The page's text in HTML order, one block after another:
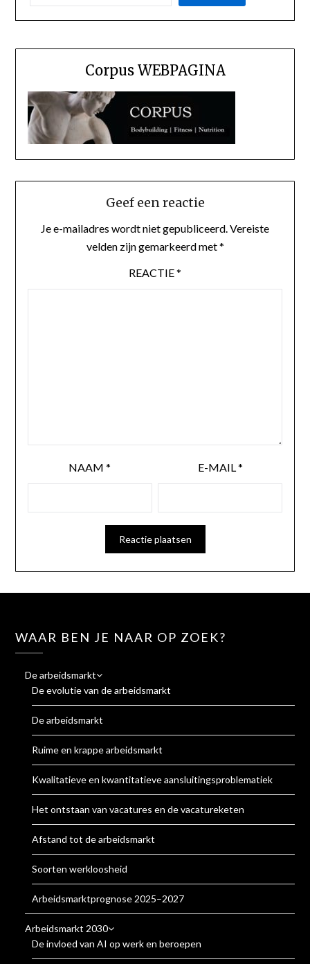
Corpus WEBPAGINA
Geef een reactie
Je e-mailadres wordt niet gepubliceerd. Vereiste
velden zijn gemarkeerd met*
REACTIE*
NAAM* E-MAIL *
WAAR BEN JE NAAR OP ZOEK?
De arbeidsmarkt
De evolutie van de arbeidsmarkt
De arbeidsmarkt
Ruime en krappe arbeidsmarkt
Kwalitatieve en kwantitatieve aansluitingsproblematiek
Het ontstaan van vacatures en de vacatureketen
Afstand tot de arbeidsmarkt
Soorten werkloosheid
Arbeidsmarktprognose 2025–2027
Arbeidsmarkt 2030
De invloed van AI op werk en beroepen